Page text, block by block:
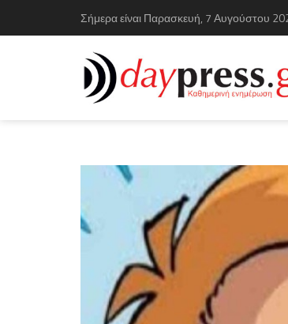
Σήμερα είναι Παρασκευή, 7 Αυγούστου